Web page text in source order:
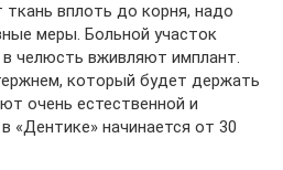
ткань вплоть до корня, надо
меры. Больной участок
челюсть вживляют имплант.
который будет держать
очень естественной и
«Дентике» начинается от 30